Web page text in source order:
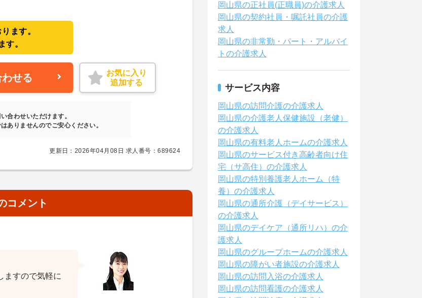
ます。
す。
せる
お気に入り
追加する
合わせいただけます。
ありませんのでご安心ください。
更新日：2026年04月08日 求人番号：689624
コメント
ますので気軽に
岡山県の正社員(正職員)の介護求人
岡山県の契約社員・嘱託社員の介護
求人
岡山県の非常勤・パート・アルバイ
トの介護求人
サービス内容
岡山県の訪問介護の介護求人
岡山県の介護老人保健施設（老健）
の介護求人
岡山県の有料老人ホームの介護求人
岡山県のサービス付き高齢者向け住
宅（サ高住）の介護求人
岡山県の特別養護老人ホーム（特
養）の介護求人
岡山県の通所介護（デイサービス）
の介護求人
岡山県のデイケア（通所リハ）の介
護求人
岡山県のグループホームの介護求人
岡山県の障がい者施設の介護求人
岡山県の訪問入浴の介護求人
岡山県の訪問看護の介護求人